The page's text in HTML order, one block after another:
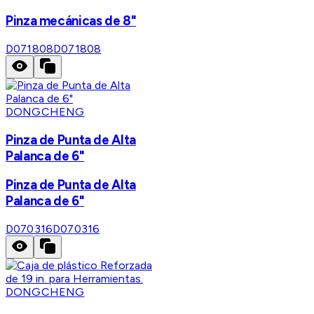
Pinza mecánicas de 8"
D071808D071808
DONGCHENG
Pinza de Punta de Alta
Palanca de 6"
Pinza de Punta de Alta
Palanca de 6"
D070316D070316
DONGCHENG